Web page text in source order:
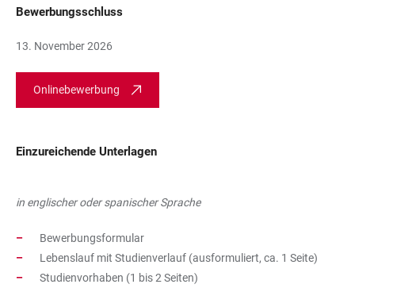
Bewerbungsschluss
13. November 2026
Onlinebewerbung
Einzureichende Unterlagen
in englischer oder spanischer Sprache
Bewerbungsformular
Lebenslauf mit Studienverlauf (ausformuliert, ca. 1 Seite)
Studienvorhaben (1 bis 2 Seiten)